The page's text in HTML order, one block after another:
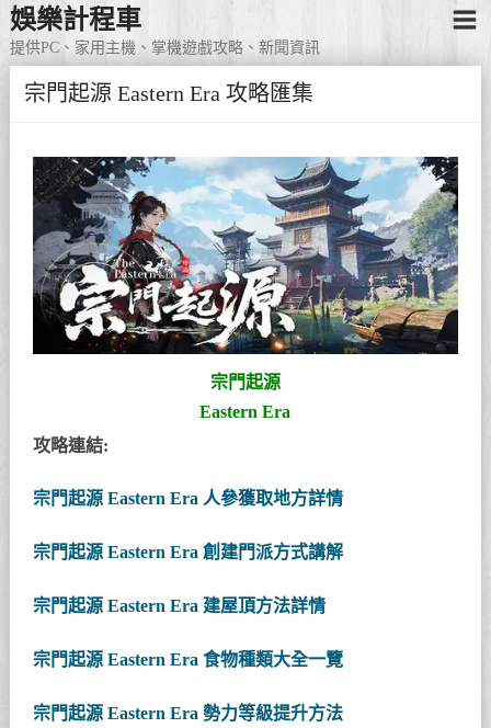
娛樂計程車
提供PC、家用主機、掌機遊戲攻略、新聞資訊
宗門起源 Eastern Era 攻略匯集
宗門起源
Eastern Era
攻略連結:
宗門起源 Eastern Era 人參獲取地方詳情
宗門起源 Eastern Era 創建門派方式講解
宗門起源 Eastern Era 建屋頂方法詳情
宗門起源 Eastern Era 食物種類大全一覽
宗門起源 Eastern Era 勢力等級提升方法